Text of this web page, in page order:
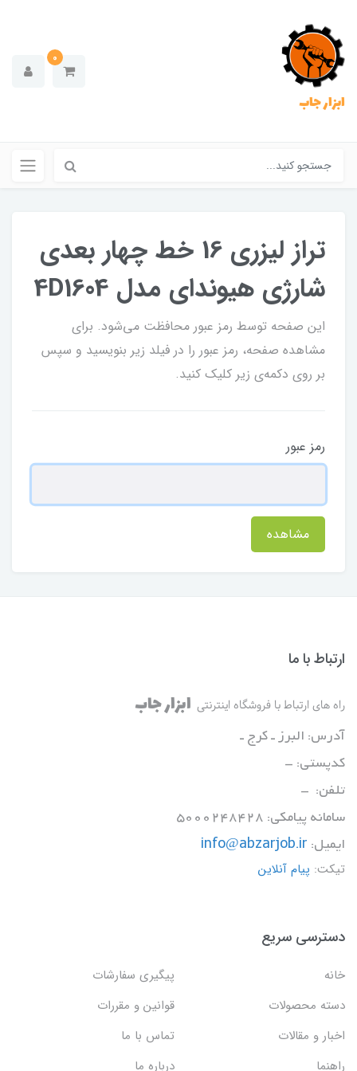
ابزار جاب
0
تراز لیزری 16 خط چهار بعدی
شارژی هیوندای مدل 4D1604
این صفحه توسط رمز عبور محافظت می‌شود. برای
مشاهده صفحه، رمز عبور را در فیلد زیر بنویسید و سپس
بر روی دکمه‌ی زیر کلیک کنید.
رمز عبور
مشاهده
ارتباط با ما
راه های ارتباط با فروشگاه اینترنتی ابزار جاب
آدرس: البرز ـ کرج ـ
کدپستی: -
تلفن: -
سامانه پیامکی: 5000248428
ایمیل: info@abzarjob.ir
تیکت: پیام آنلاین
دسترسی سریع
خانه
پیگیری سفارشات
دسته محصولات
قوانین و مقررات
اخبار و مقالات
تماس با ما
راهنما
درباره ما